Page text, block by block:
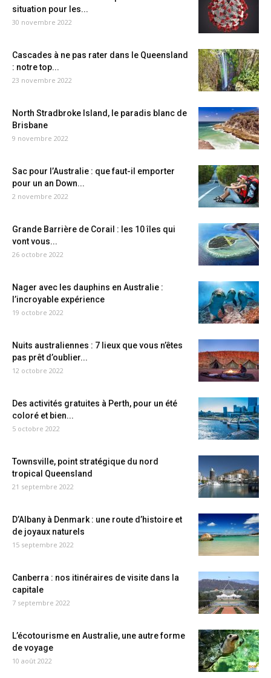
situation pour les...
30 novembre 2022
Cascades à ne pas rater dans le Queensland
: notre top...
23 novembre 2022
North Stradbroke Island, le paradis blanc de
Brisbane
9 novembre 2022
Sac pour l’Australie : que faut-il emporter
pour un an Down...
2 novembre 2022
Grande Barrière de Corail : les 10 îles qui
vont vous...
26 octobre 2022
Nager avec les dauphins en Australie :
l’incroyable expérience
19 octobre 2022
Nuits australiennes : 7 lieux que vous n’êtes
pas prêt d’oublier...
12 octobre 2022
Des activités gratuites à Perth, pour un été
coloré et bien...
5 octobre 2022
Townsville, point stratégique du nord
tropical Queensland
21 septembre 2022
D’Albany à Denmark : une route d’histoire et
de joyaux naturels
15 septembre 2022
Canberra : nos itinéraires de visite dans la
capitale
7 septembre 2022
L’écotourisme en Australie, une autre forme
de voyage
10 août 2022